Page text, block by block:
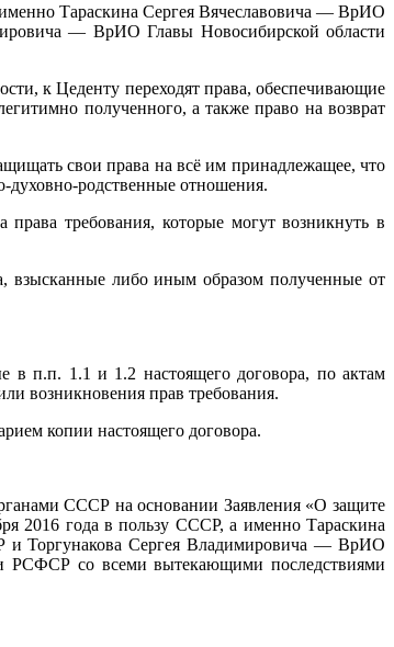
именно Тараскина Сергея Вячеславовича — ВрИО
— ВрИО Главы Новосибирской области
к Цеденту переходят права, обеспечивающие
полученного, а также право на возврат
свои права на всё им принадлежащее, что
духовно-родственные отношения.
требования, которые могут возникнуть в
взысканные либо иным образом полученные от
в п.п. 1.1 и 1.2 настоящего договора, по актам
возникновения прав требования.
копии настоящего договора.
СССР на основании Заявления «О защите
2016 года в пользу СССР, а именно Тараскина
и Торгунакова Сергея Владимировича — ВрИО
РСФСР со всеми вытекающими последствиями